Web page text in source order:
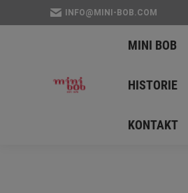
INFO@MINI-BOB.COM
MINI BOB
HISTORIE
KONTAKT